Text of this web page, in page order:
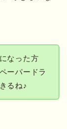
なった方
ーパードラ
るね♪